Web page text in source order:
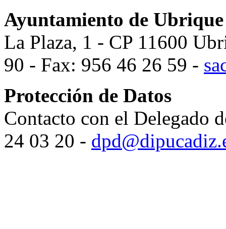
Ayuntamiento de Ubrique
La Plaza, 1 - CP 11600
90 - Fax: 956 46 26 59 -
Protección de Datos
Contacto con el Delegado
24 03 20 -